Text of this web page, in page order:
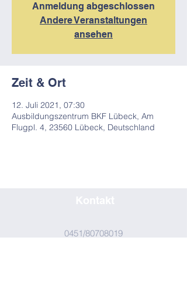
Anmeldung abgeschlossen
Andere Veranstaltungen
ansehen
Zeit & Ort
12. Juli 2021, 07:30
Ausbildungszentrum BKF Lübeck, Am
Flugpl. 4, 23560 Lübeck, Deutschland
0451/80708019